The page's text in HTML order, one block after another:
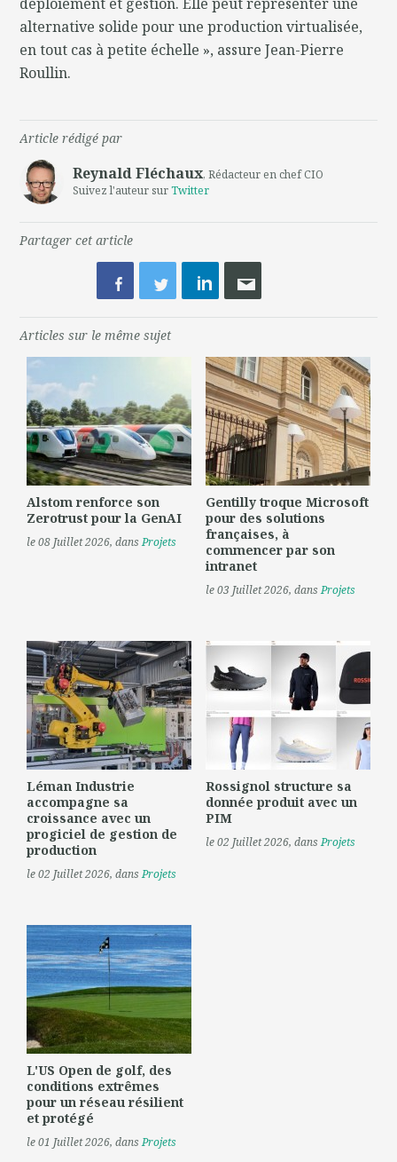
alternative solide pour une production virtualisée,
en tout cas à petite échelle », assure Jean-Pierre
Roullin.
Article rédigé par
Reynald Fléchaux, Rédacteur en chef CIO
Suivez l'auteur surTwitter
Partager cet article
Articles sur le même sujet
Alstom renforce son
Zerotrust pour la GenAI
le 08 Juillet 2026, dansProjets
Gentilly troque Microsoft
pour des solutions
françaises, à
commencer par son
intranet
le 03 Juillet 2026, dansProjets
Léman Industrie
accompagne sa
croissance avec un
progiciel de gestion de
production
le 02 Juillet 2026, dansProjets
Rossignol structure sa
donnée produit avec un
PIM
le 02 Juillet 2026, dansProjets
L'US Open de golf, des
conditions extrêmes
pour un réseau résilient
et protégé
le 01 Juillet 2026, dansProjets